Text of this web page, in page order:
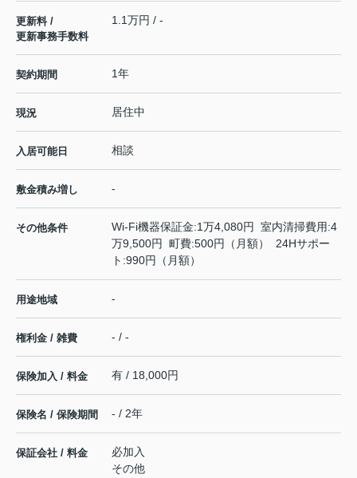
更新料 /
更新事務手数料
1.1万円 / -
契約期間 1年
現況 居住中
入居可能日 相談
敷金積み増し -
その他条件
Wi-Fi機器保証金:1万4,080円 室内清掃費用:4
万9,500円 町費:500円（月額） 24Hサポー
ト:990円（月額）
用途地域 -
権利金 / 雑費 - / -
保険加入 / 料金 有 / 18,000円
保険名 / 保険期間 - / 2年
保証会社 / 料金
必加入
その他